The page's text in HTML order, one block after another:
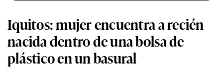
Iquitos: mujer encuentra a recién
nacida dentro de una bolsa de
plástico en un basural